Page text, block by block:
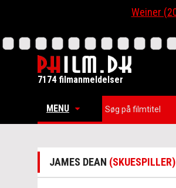
Weiner (2016)
7174 filmanmeldelser
MENU
JAMES DEAN (SKUESPILLER)